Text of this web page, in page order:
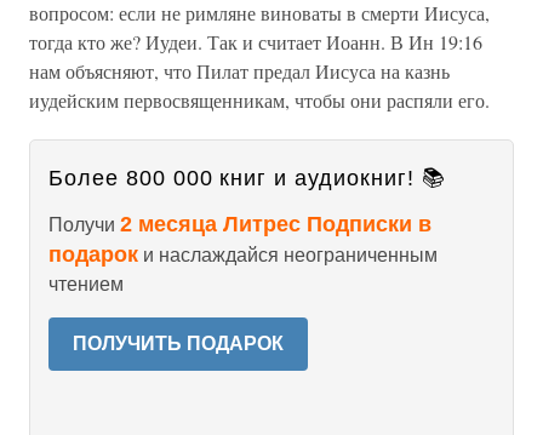
вопросом: если не римляне виноваты в смерти Иисуса,
тогда кто же? Иудеи. Так и считает Иоанн. В Ин 19:16
нам объясняют, что Пилат предал Иисуса на казнь
иудейским первосвященникам, чтобы они распяли его.
Более 800 000 книг и аудиокниг! 📚
Получи 2 месяца Литрес Подписки в
подарок и наслаждайся неограниченным
чтением
ПОЛУЧИТЬ ПОДАРОК